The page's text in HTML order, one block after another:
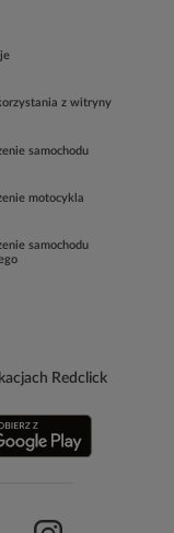
z witryny
samochodu
motocykla
samochodu
Redclick